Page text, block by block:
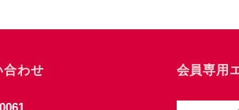
合わせ 会員専用